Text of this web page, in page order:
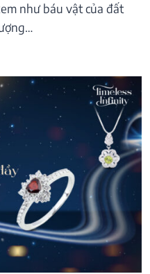
như báu vật của đất